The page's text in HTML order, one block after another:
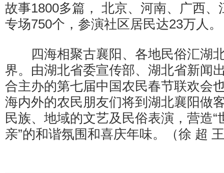
故事1800多篇， 北京、河南、广西、
专场750个，参演社区居民达23万人。
四海相聚古襄阳、各地民俗汇湖北
界。由湖北省委宣传部、湖北省新闻
合主办的第七届中国农民春节联欢会
海内外的农民朋友们将到湖北襄阳做
民族、地域的文艺及民俗表演，营造
亲”的和谐氛围和喜庆年味。（徐 超